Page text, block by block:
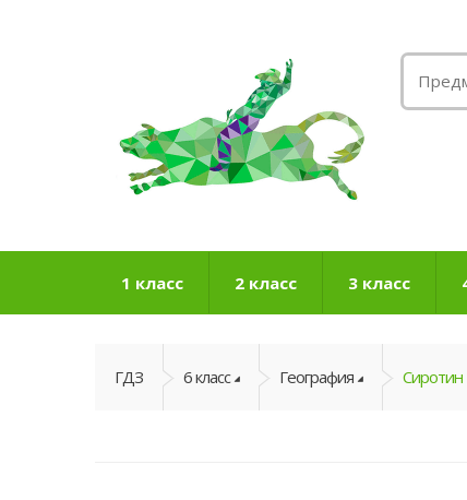
1 класс 2 класс 3 класс
ГДЗ 6 класс География Сиротин